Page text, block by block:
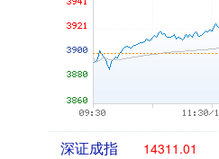
深证成指 14311.01